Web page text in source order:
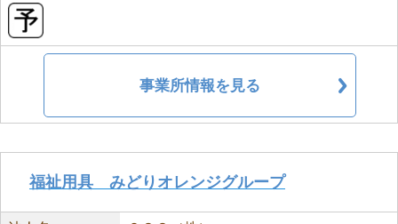
事業所情報を見る
福祉用具 みどりオレンジグループ